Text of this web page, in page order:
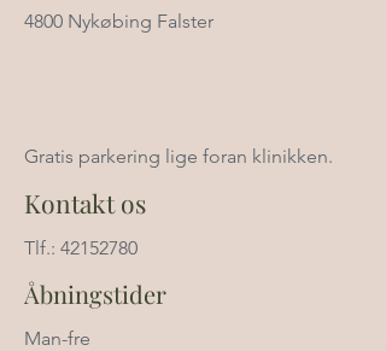
4800 Nykøbing Falster
Gratis parkering lige foran klinikken.
Kontakt os
Tlf.: 42152780
Åbningstider
Man-fre